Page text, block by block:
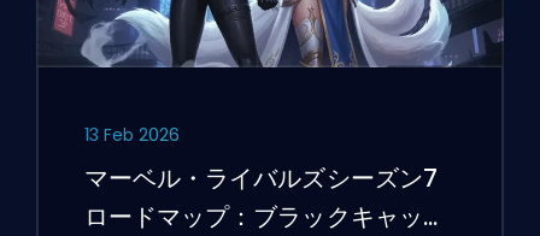
13 Feb 2026
マーベル・ライバルズシーズン7
ロードマップ：ブラックキャッ